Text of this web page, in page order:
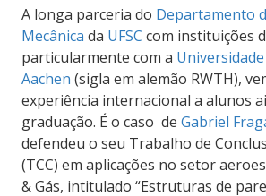
A longa parceria do Departamento
Mecânica da UFSC com instituições
particularmente com a
Aachen (sigla em alemão RWTH),
experiência internacional a alunos
graduação. É o caso de Gabriel
defendeu o seu Trabalho de
(TCC) em aplicações no setor
& Gás, intitulado “Estruturas de